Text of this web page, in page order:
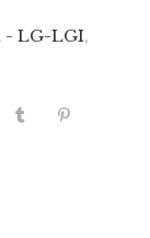
- LG-LGI,